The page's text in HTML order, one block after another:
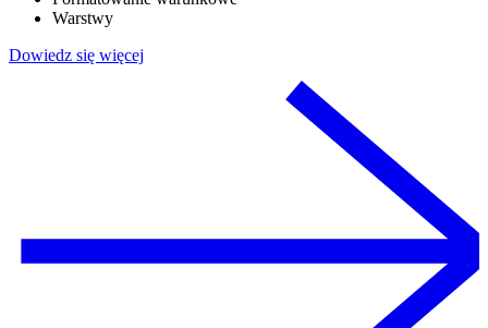
Warstwy
Dowiedz się więcej